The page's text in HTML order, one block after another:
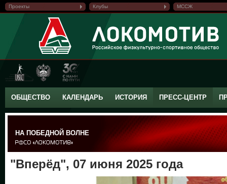
Проекты Клубы МССЖ
ОБЩЕСТВО КАЛЕНДАРЬ ИСТОРИЯ ПРЕСС-ЦЕНТР
НА ПОБЕДНОЙ ВОЛНЕ
"Вперёд", 07 июня 2025 года